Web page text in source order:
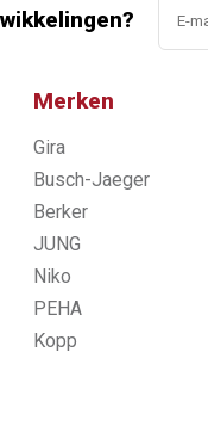
Merken
Gira
Busch-Jaeger
Berker
JUNG
Niko
PEHA
Kopp